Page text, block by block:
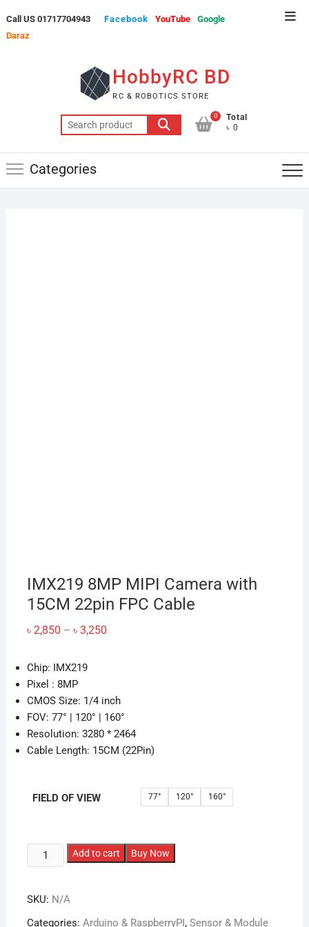
to
content
Call US 01717704943 Facebook YouTube
Google
Daraz
HobbyRC BD
RC & ROBOTICS STORE
Search
for:
0
Total
৳ 0
Categories
IMX219 8MP MIPI Camera with
15CM 22pin FPC Cable
৳ 2,850 – ৳ 3,250Price
Chip: IMX219
Pixel : 8MP
CMOS Size: 1/4 inch
FOV: 77° | 120° | 160°
Resolution: 3280 * 2464
Cable Length: 15CM (22Pin)
FIELD OF VIEW 77° 120° 160°
IMX219
8MP
Camera
with
Add to cart Buy Now
SKU: N/A
Categories: Arduino & RaspberryPI, Sensor & Module